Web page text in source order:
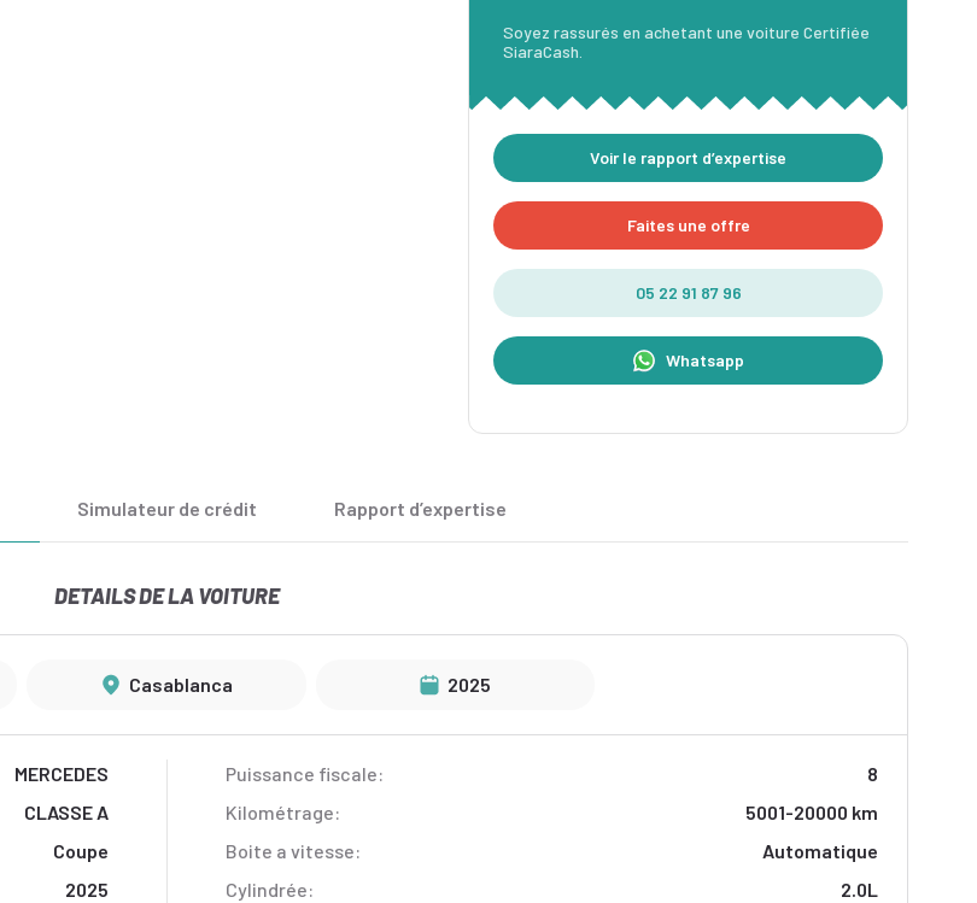
Soyez rassurés en achetant une voiture Certifiée
SiaraCash.
Voir le rapport d’expertise
Faites une offre
05 22 91 87 96
Whatsapp
Simulateur de crédit Rapport d’expertise
DETAILS DE LA VOITURE
Casablanca 2025
MERCEDES
CLASSE A
Coupe
2025
Puissance fiscale:
8
Kilométrage:
5001-20000 km
Boite a vitesse:
Automatique
Cylindrée:
2.0L